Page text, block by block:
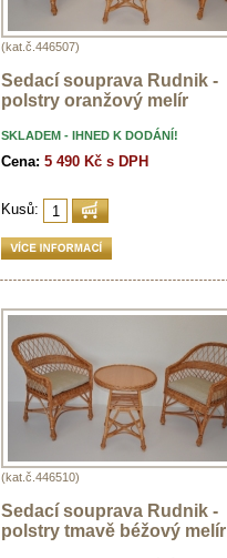
(kat.č.446507)
Sedací souprava Rudnik -
polstry oranžový melír
SKLADEM - IHNED K DODÁNÍ!
Cena: 5 490 Kč s DPH
Kusů:
(kat.č.446510)
Sedací souprava Rudnik -
polstry tmavě béžový melír